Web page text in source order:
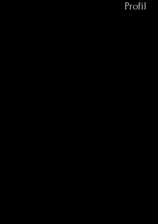
Profil